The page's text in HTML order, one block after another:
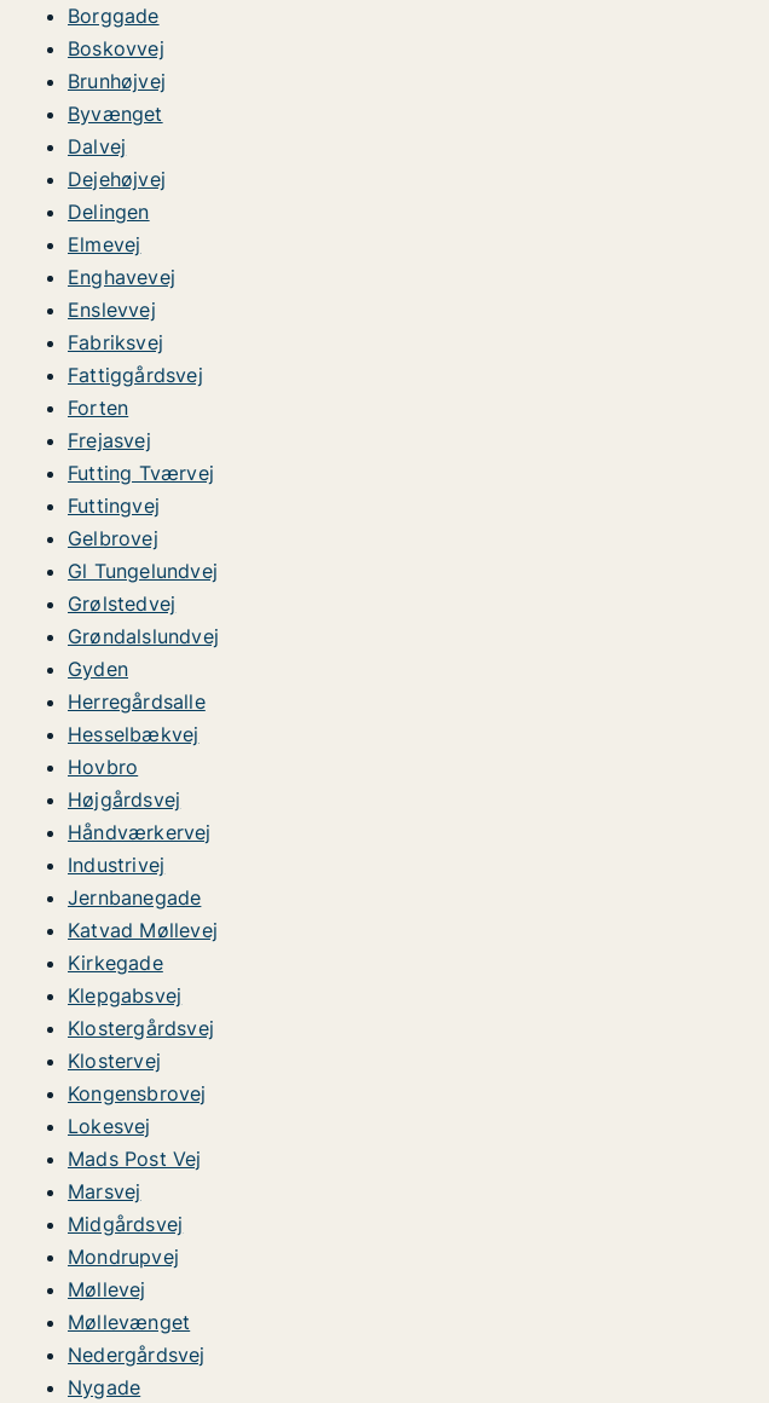
Borggade
Boskovvej
Brunhøjvej
Byvænget
Dalvej
Dejehøjvej
Delingen
Elmevej
Enghavevej
Enslevvej
Fabriksvej
Fattiggårdsvej
Forten
Frejasvej
Futting Tværvej
Futtingvej
Gelbrovej
Gl Tungelundvej
Grølstedvej
Grøndalslundvej
Gyden
Herregårdsalle
Hesselbækvej
Hovbro
Højgårdsvej
Håndværkervej
Industrivej
Jernbanegade
Katvad Møllevej
Kirkegade
Klepgabsvej
Klostergårdsvej
Klostervej
Kongensbrovej
Lokesvej
Mads Post Vej
Marsvej
Midgårdsvej
Mondrupvej
Møllevej
Møllevænget
Nedergårdsvej
Nygade